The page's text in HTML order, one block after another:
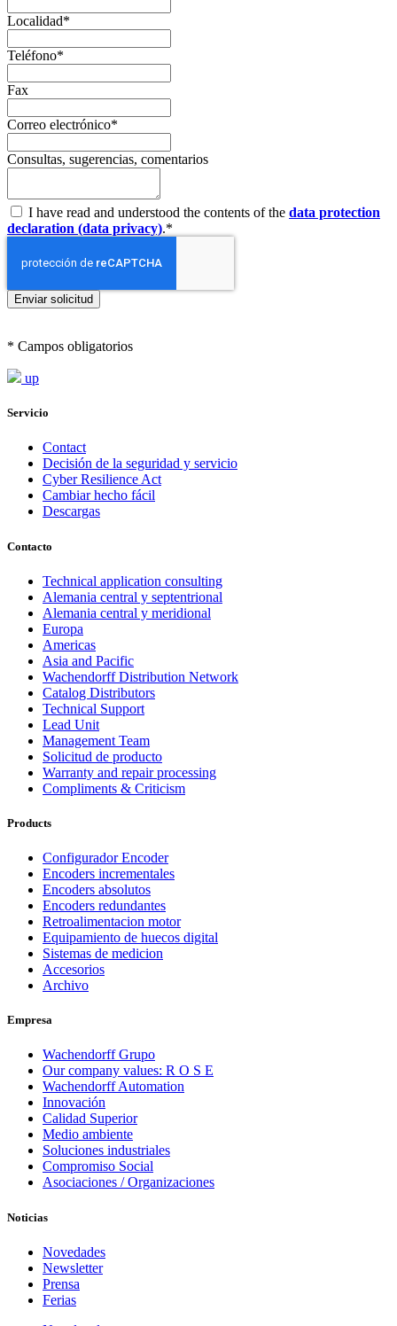
Localidad*
Teléfono*
Fax
Correo electrónico*
Consultas, sugerencias, comentarios
I have read and understood the contents of the data protection
declaration (data privacy).*
* Campos obligatorios
up
Servicio
Contact
Decisión de la seguridad y servicio
Cyber Resilience Act
Cambiar hecho fácil
Descargas
Contacto
Technical application consulting
Alemania central y septentrional
Alemania central y meridional
Europa
Americas
Asia and Pacific
Wachendorff Distribution Network
Catalog Distributors
Technical Support
Lead Unit
Management Team
Solicitud de producto
Warranty and repair processing
Compliments & Criticism
Products
Configurador Encoder
Encoders incrementales
Encoders absolutos
Encoders redundantes
Retroalimentacion motor
Equipamiento de huecos digital
Sistemas de medicion
Accesorios
Archivo
Empresa
Wachendorff Grupo
Our company values: R O S E
Wachendorff Automation
Innovación
Calidad Superior
Medio ambiente
Soluciones industriales
Compromiso Social
Asociaciones / Organizaciones
Noticias
Novedades
Newsletter
Prensa
Ferias